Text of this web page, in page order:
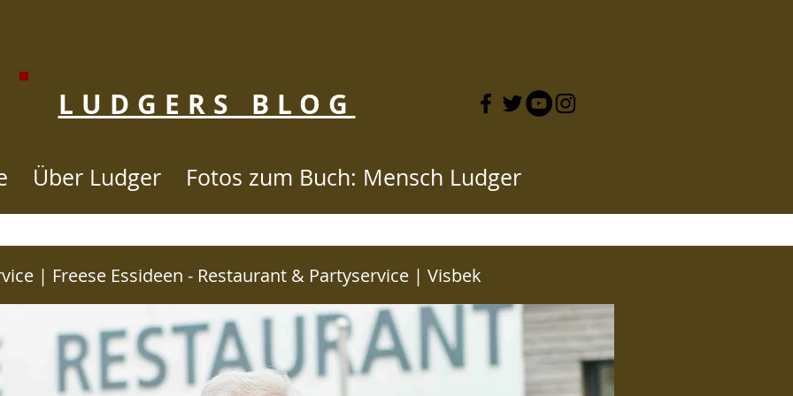
LUDGERS BLOG
Über Ludger Fotos zum Buch: Mensch Ludger
| Freese Essideen - Restaurant & Partyservice | Visbek